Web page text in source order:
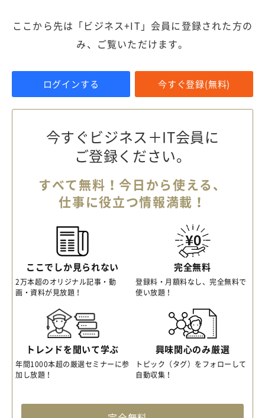
ここから先は「ビジネス+IT」会員に登録された方の
み、ご覧いただけます。
ログインする 今すぐ登録(無料)
今すぐビジネス＋IT会員に
ご登録ください。
すべて無料！今日から使える、
仕事に役立つ情報満載！
ここでしか見られない
2万本超のオリジナル記事・動
画・資料が見放題！
完全無料
登録料・月額料なし、完全無料で
使い放題！
トレンドを聞いて学ぶ
年間1000本超の厳選セミナーに参
加し放題！
興味関心のみ厳選
トピック（タグ）をフォローして
自動収集！